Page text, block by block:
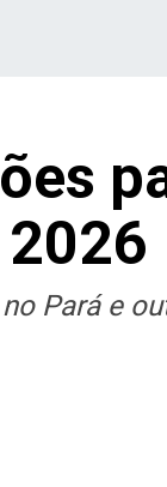
Pará e